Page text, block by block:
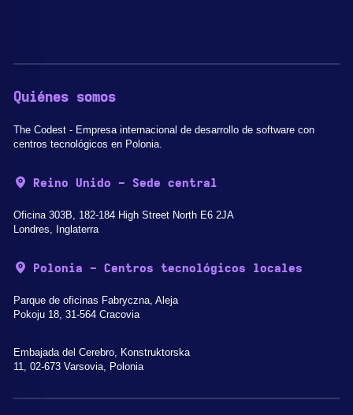
Quiénes somos
The Codest - Empresa internacional de desarrollo de software con
centros tecnológicos en Polonia.
Reino Unido - Sede central
Oficina 303B, 182-184 High Street North E6 2JA
Londres, Inglaterra
Polonia - Centros tecnológicos locales
Parque de oficinas Fabryczna, Aleja
Pokoju 18, 31-564 Cracovia
Embajada del Cerebro, Konstruktorska
11, 02-673 Varsovia, Polonia